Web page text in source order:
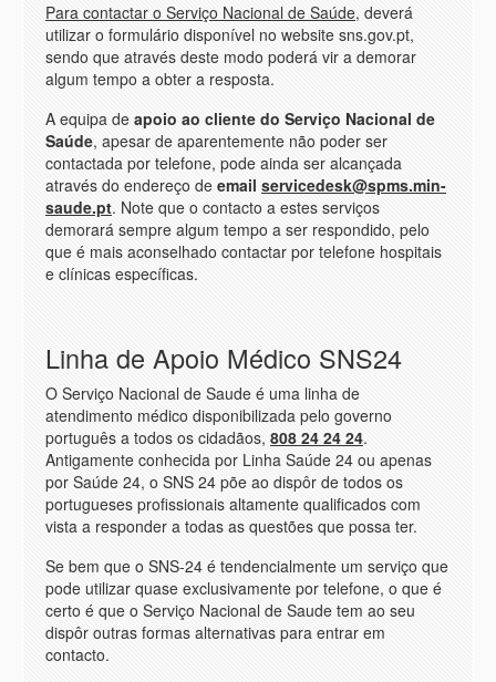
Para contactar o Serviço Nacional de Saúde, deverá
utilizar o formulário disponível no website sns.gov.pt,
sendo que através deste modo poderá vir a demorar
algum tempo a obter a resposta.
A equipa de apoio ao cliente do Serviço Nacional de
Saúde, apesar de aparentemente não poder ser
contactada por telefone, pode ainda ser alcançada
através do endereço de email servicedesk@spms.min-
saude.pt. Note que o contacto a estes serviços
demorará sempre algum tempo a ser respondido, pelo
que é mais aconselhado contactar por telefone hospitais
e clínicas específicas.
Linha de Apoio Médico SNS24
O Serviço Nacional de Saude é uma linha de
atendimento médico disponibilizada pelo governo
português a todos os cidadãos, 808 24 24 24.
Antigamente conhecida por Linha Saúde 24 ou apenas
por Saúde 24, o SNS 24 põe ao dispôr de todos os
portugueses profissionais altamente qualificados com
vista a responder a todas as questões que possa ter.
Se bem que o SNS-24 é tendencialmente um serviço que
pode utilizar quase exclusivamente por telefone, o que é
certo é que o Serviço Nacional de Saude tem ao seu
dispôr outras formas alternativas para entrar em
contacto.